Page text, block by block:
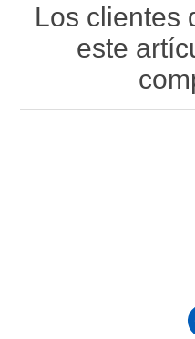
Los clientes
este